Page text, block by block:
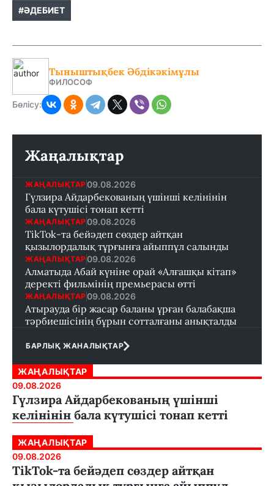
#ӘДЕБИЕТ
Тыныштықбек Әбдікәкімұлы
ФИЛОСОФ
Бөлісу:
Жаңалықтар
ЖАҢАЛЫҚТАР 09.08.2026
Гүлзира Айдарбекованың үшінші келінінін
бала күтушісі тонап кетті
ЖАҢАЛЫҚТАР 09.08.2026
TikTok-та бейәдеп сөздер айтқан
қызылордалық тұрғынға айыппұл салынды
ЖАҢАЛЫҚТАР 09.08.2026
Алматыда Абай күніне орай «Алғашқы кітап»
деректі фильмінің премьерасы өтті
ЖАҢАЛЫҚТАР 09.08.2026
Атырауда бір жасар баланы ұрған балабақша
тәрбиешісінің бұрын сотталғаны анықталды
БАРЛЫҚ ЖАНАЛЫҚТАР
ЖАҢАЛЫҚТАР
09.08.2026
Гүлзира Айдарбекованың үшінші
келінінін бала күтушісі тонап кетті
ЖАҢАЛЫҚТАР
09.08.2026
TikTok-та бейәдеп сөздер айтқан